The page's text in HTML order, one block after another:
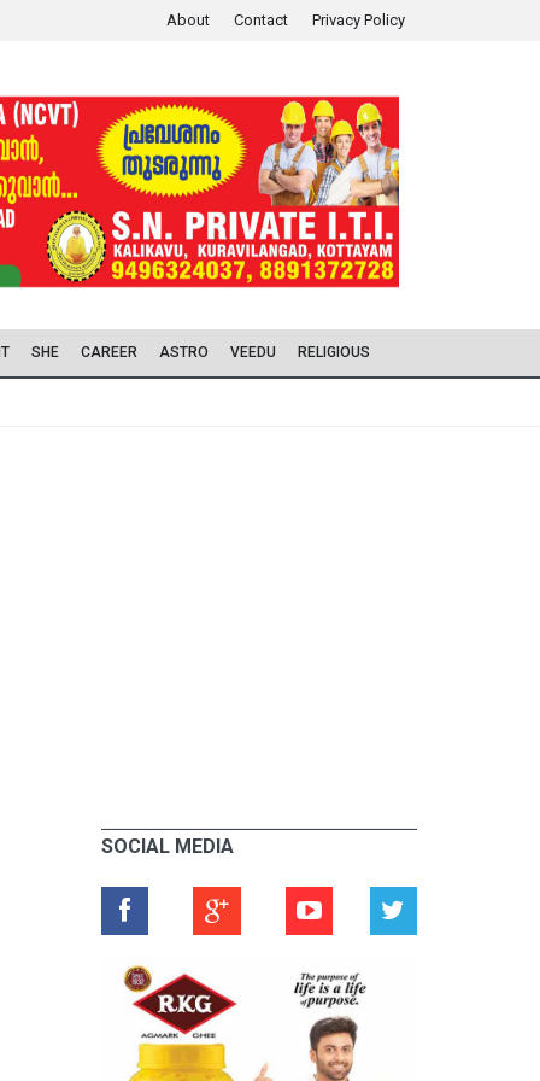
About Contact Privacy Policy
SHE CAREER ASTRO VEEDU RELIGIOUS
SOCIAL MEDIA